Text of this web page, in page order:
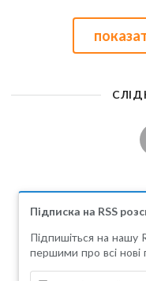
Підписка на RSS
Підпишіться на нашу
першими про всі нові